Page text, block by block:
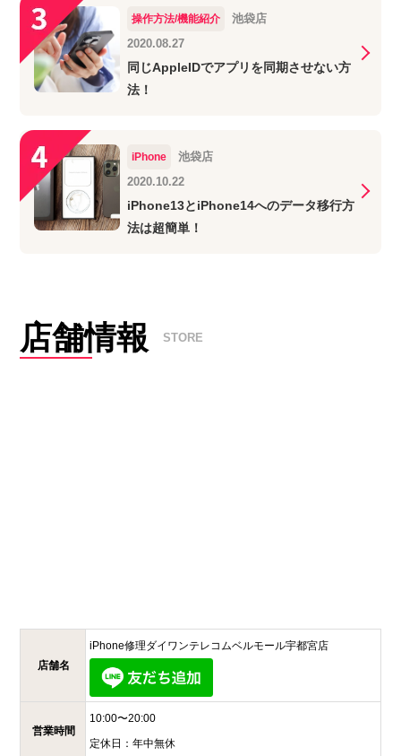
操作方法/機能紹介
池袋店
2020.08.27
同じAppleIDでアプリを同期させない方
法！
iPhone
池袋店
2020.10.22
iPhone13とiPhone14へのデータ移行方
法は超簡単！
店舗情報 STORE
店舗名
iPhone修理ダイワンテレコムベルモール宇都宮店
営業時間
10:00〜20:00
定休日： 年中無休